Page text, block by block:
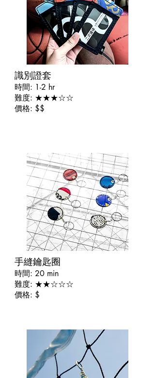
​識別證套
時間: 1-2 hr
難度: ★★★☆☆
價格: $$
​手縫鑰匙圈
時間: 20 min
難度: ★★☆☆☆
價格: $